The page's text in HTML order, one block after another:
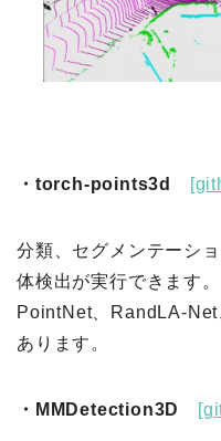
・torch-points3d
分類、セグメンテーシ
体検出が実行できます。
PointNet、RandLA-
あります。
・MMDetection3D